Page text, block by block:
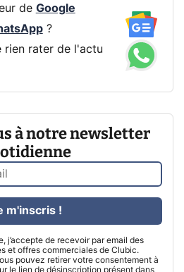
de Google
?
rien rater de l'actu
à notre newsletter
j’accepte de recevoir par email des
et offres commerciales de Clubic.
pouvez retirer votre consentement à
le lien de désinscription présent dans
m'inscris !